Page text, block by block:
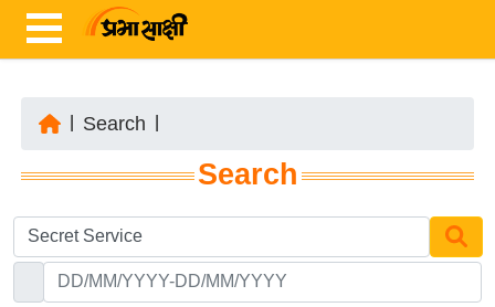
ज़ा
ख
र
Search
Search